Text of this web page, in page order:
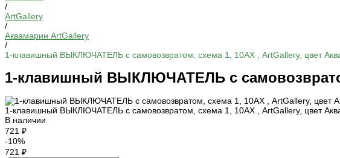
/
ArtGallery
/
Аквамарин ArtGallery
/
1-клавишный ВЫКЛЮЧАТЕЛЬ с самовозвратом, схема 1, 10АХ , ArtGallery, цвет
1-клавишный ВЫКЛЮЧАТЕЛЬ с
1-клавишный ВЫКЛЮЧАТЕЛЬ с самовозвратом, схема 1, 10АХ , ArtGallery, цвет
В наличии
721 ₽
-10%
721 ₽